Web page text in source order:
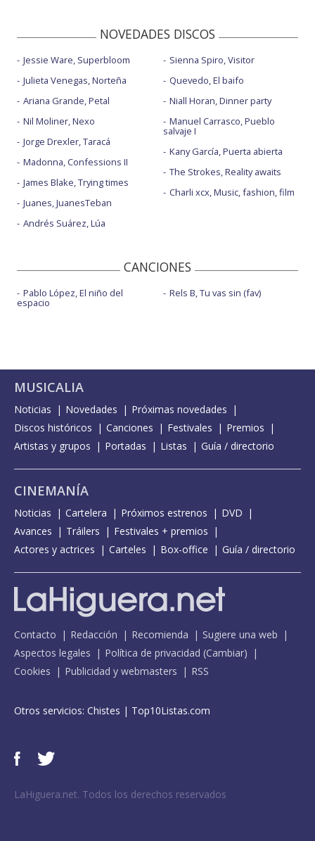
NOVEDADES DISCOS
Jessie Ware, Superbloom
Julieta Venegas, Norteña
Ariana Grande, Petal
Nil Moliner, Nexo
Jorge Drexler, Taracá
Madonna, Confessions II
James Blake, Trying times
Juanes, JuanesTeban
Andrés Suárez, Lúa
Sienna Spiro, Visitor
Quevedo, El baifo
Niall Horan, Dinner party
Manuel Carrasco, Pueblo
salvaje I
Kany García, Puerta abierta
The Strokes, Reality awaits
Charli xcx, Music, fashion, film
CANCIONES
Pablo López, El niño del
espacio
Rels B, Tu vas sin (fav)
MUSICALIA
Noticias Novedades
Próximas novedades
Discos históricos
Canciones Festivales
Premios
Artistas y grupos
Portadas Listas Guía / directorio
CINEMANÍA
Noticias Cartelera Próximos estrenos
DVD
Avances
Tráilers
Festivales + premios
Actores y actrices
Carteles Box-office Guía / directorio
Contacto Redacción Recomienda
Sugiere una web
Aspectos legales
Política de privacidad (Cambiar)
Cookies
Publicidad y webmasters RSS
Otros servicios: Chistes | Top10Listas.com
LaHiguera.net. Todos los derechos reservados